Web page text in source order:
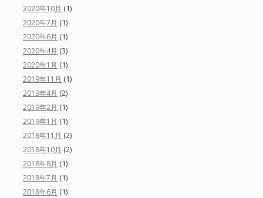
2020年10月 (1)
2020年7月 (1)
2020年6月 (1)
2020年4月 (3)
2020年1月 (1)
2019年11月 (1)
2019年4月 (2)
2019年2月 (1)
2019年1月 (1)
2018年11月 (2)
2018年10月 (2)
2018年8月 (1)
2018年7月 (1)
2018年6月 (1)